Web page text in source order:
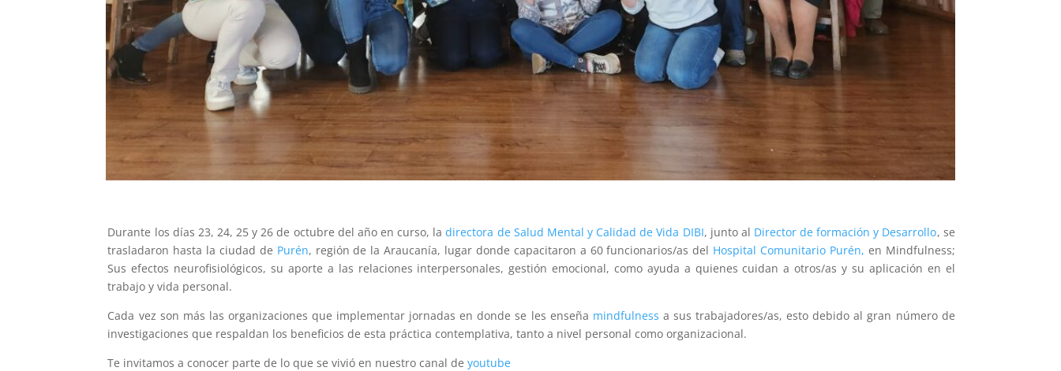
Durante los días 23, 24, 25 y 26 de octubre del año en curso, ladirectora de Salud Mental y Calidad de Vida DIBI, junto al Director de formación y Desarrollo, se
trasladaron hasta la ciudad de Purén, región de la Araucanía, lugar donde capacitaron a 60 funcionarios/as del Hospital Comunitario Purén, en Mindfulness;
Sus efectos neurofisiológicos, su aporte a las relaciones interpersonales, gestión emocional, como ayuda a quienes cuidan a otros/as y su aplicación en el
trabajo y vida personal.
Cada vez son más las organizaciones que implementar jornadas en donde se les enseña mindfulness a sus trabajadores/as, esto debido al gran número de
investigaciones que respaldan los beneficios de esta práctica contemplativa, tanto a nivel personal como organizacional.
Te invitamos a conocer parte de lo que se vivió en nuestro canal deyoutube